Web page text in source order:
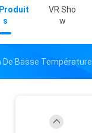
S
VR Sho
W
De Basse Température